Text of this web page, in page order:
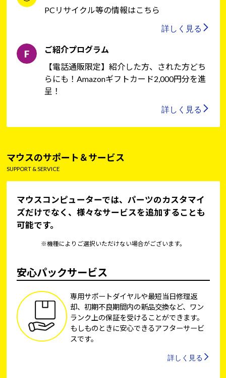
PCリサイクル等の情報はこちら
詳しく見る
ご紹介プログラム
【電話通販限定】紹介した方、された方どち
らにも！Amazonギフトカード2,000円分を進
呈！
詳しく見る
マウスのサポート＆サービス
SUPPORT & SERVICE
マウスコンピューターでは、パーツのカスタマイ
ズだけでなく、様々なサービスを追加することも
可能です。
※機種によりご選択いただけない場合がございます。
安心パックサービス
専用サポートダイヤルや最短当日修理返
却、初期不良期間内の新品交換など、ワン
ランク上の保証を受けることができます。
もしものときに安心できるアフターサービ
スです。
詳しく見る